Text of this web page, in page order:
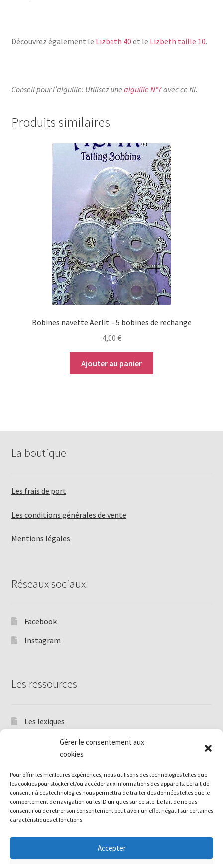
Gérer le consentement aux
cookies
Pour offrir les meilleures expériences, nous utilisons des technologies telles que
les cookies pour stocker et/ou accéder aux informations des appareils. Le fait de
consentir à ces technologies nous permettra de traiter des données telles que le
comportement de navigation ou les ID uniques sur ce site. Le fait de ne pas
consentir ou de retirer son consentement peut avoir un effet négatif sur certaines
caractéristiques et fonctions.
Accepter
Découvrez également le Lizbeth 40 et le Lizbeth taille 10.
Conseil pour l’aiguille: Utilisez une aiguille N°7avec ce fil.
Produits similaires
Bobines navette Aerlit – 5 bobines de rechange
4,00 €
Ajouter au panier
La boutique
Les frais de port
Les conditions générales de vente
Mentions légales
Réseaux sociaux
Facebook
Instagram
Les ressources
Les lexiques
Les Tutoriels
Livres et périodiques anciens
Annuaire de modèles de frivolité en français
Politique de cookies (UE)
© Association Française de Frivolité 2026